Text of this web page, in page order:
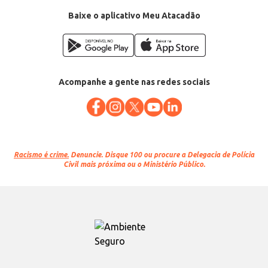
Baixe o aplicativo Meu Atacadão
Acompanhe a gente nas redes sociais
Racismo é crime. Denuncie. Disque 100 ou procure a Delegacia de Polícia
Civil mais próxima ou o Ministério Público.